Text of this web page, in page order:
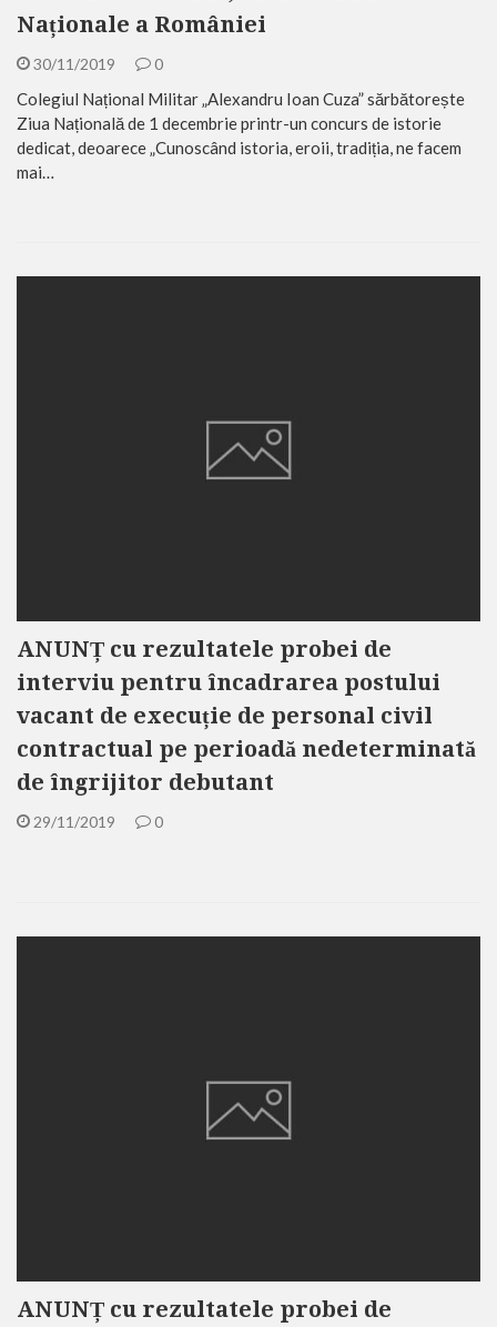
Naționale a României
30/11/2019 0
Colegiul Național Militar „Alexandru Ioan Cuza” sărbătorește
Ziua Națională de 1 decembrie printr-un concurs de istorie
dedicat, deoarece „Cunoscând istoria, eroii, tradiția, ne facem
mai…
ANUNȚ cu rezultatele probei de
interviu pentru încadrarea postului
vacant de execuție de personal civil
contractual pe perioadă nedeterminată
de îngrijitor debutant
29/11/2019 0
ANUNȚ cu rezultatele probei de